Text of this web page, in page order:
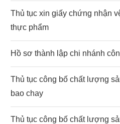
Thủ tục xin giấy chứng nhận
thực phẩm
Hồ sơ thành lập chi nhánh
Thủ tục công bố chất lượng
bao chay
Thủ tục công bố chất lượng